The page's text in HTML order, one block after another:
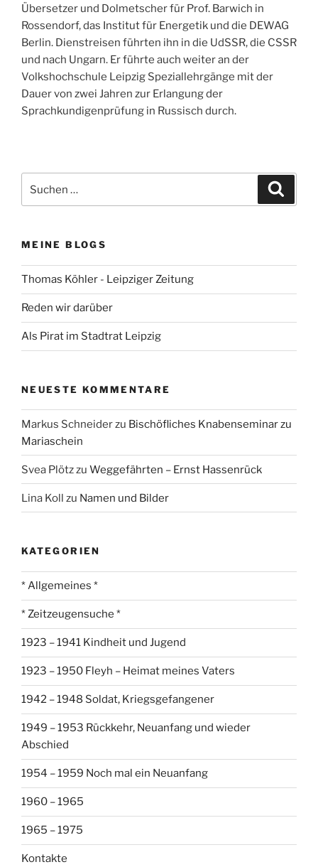
Übersetzer und Dolmetscher für Prof. Barwich in
Rossendorf, das Institut für Energetik und die DEWAG
Berlin. Dienstreisen führten ihn in die UdSSR, die CSSR
und nach Ungarn. Er führte auch weiter an der
Volkshochschule Leipzig Speziallehrgänge mit der
Dauer von zwei Jahren zur Erlangung der
Sprachkundigenprüfung in Russisch durch.
nach:
MEINE BLOGS
Thomas Köhler - Leipziger Zeitung
Reden wir darüber
Als Pirat im Stadtrat Leipzig
NEUESTE KOMMENTARE
Markus Schneiderzu Bischöfliches Knabenseminar zu
Mariaschein
Svea Plötzzu Weggefährten – Ernst Hassenrück
Lina Koll zu Namen und Bilder
KATEGORIEN
* Allgemeines *
* Zeitzeugensuche *
1923 – 1941 Kindheit und Jugend
1923 – 1950 Fleyh – Heimat meines Vaters
1942 – 1948 Soldat, Kriegsgefangener
1949 – 1953 Rückkehr, Neuanfang und wieder
Abschied
1954 – 1959 Noch mal ein Neuanfang
1960 – 1965
1965 – 1975
Kontakte